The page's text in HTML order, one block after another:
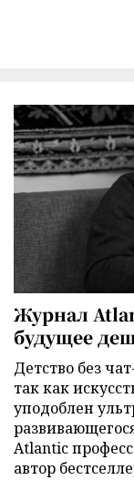
Журнал
будущее
Детство без
так как
уподоблен
Atlantic
автор